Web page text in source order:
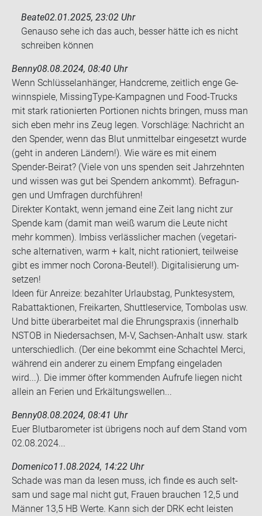
Beate02.01.2025, 23:02 Uhr
Ge­nau­so sehe ich das auch, bes­ser hätte ich es nicht
schrei­ben kön­nen
Benny08.08.2024, 08:40 Uhr
Wenn Schlüs­sel­an­hän­ger, Hand­creme, zeit­lich enge Ge­
winn­spie­le, MissingType-​Kampagnen und Food-​Trucks
mit stark ra­tio­nier­ten Por­tio­nen nichts brin­gen, muss man
sich eben mehr ins Zeug legen. Vor­schlä­ge: Nach­richt an
den Spen­der, wenn das Blut un­mit­tel­bar ein­ge­setzt wurde
(geht in an­de­ren Län­dern!). Wie wäre es mit einem
Spender-​Beirat? (Viele von uns spen­den seit Jahr­zehn­ten
und wis­sen was gut bei Spen­dern an­kommt). Be­fra­gun­
gen und Um­fra­gen durch­füh­ren!
Di­rek­ter Kon­takt, wenn je­mand eine Zeit lang nicht zur
Spen­de kam (damit man weiß warum die Leute nicht
mehr kom­men). Im­biss ver­läss­li­cher ma­chen (ve­ge­ta­ri­
sche al­ter­na­ti­ven, warm + kalt, nicht ra­tio­niert, teil­wei­se
gibt es immer noch Corona-​Beutel!). Di­gi­ta­li­sie­rung um­
set­zen!
Ideen für An­rei­ze: be­zahl­ter Ur­laubs­tag, Punk­te­sys­tem,
Ra­batt­ak­tio­nen, Frei­kar­ten, Shut­tle­ser­vice, Tom­bo­las usw.
Und bitte über­ar­bei­tet mal die Eh­rungs­pra­xis (in­ner­halb
NSTOB in Nie­der­sach­sen, M-V, Sachsen-​Anhalt usw. stark
un­ter­schied­lich. (Der eine be­kommt eine Schach­tel Merci,
wäh­rend ein an­de­rer zu einem Emp­fang ein­ge­la­den
wird...). Die immer öfter kom­men­den Auf­ru­fe lie­gen nicht
al­lein an Fe­ri­en und Er­käl­tungs­wel­len...
Benny08.08.2024, 08:41 Uhr
Euer Blut­ba­ro­me­ter ist üb­ri­gens noch auf dem Stand vom
02.08.2024...
Domenico11.08.2024, 14:22 Uhr
Scha­de was man da lesen muss, ich finde es auch selt­
sam und sage mal nicht gut, Frau­en brau­chen 12,5 und
Män­ner 13,5 HB Werte. Kann sich der DRK echt leis­ten